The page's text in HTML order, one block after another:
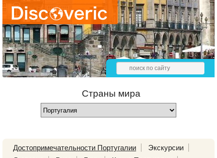
Страны мира
Достопримечательности Португалии
Экскурсии